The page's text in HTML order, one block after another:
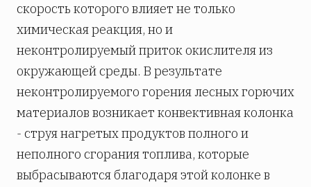
скорость которого влияет не только
химическая реакция, но и
неконтролируемый приток окислителя из
окружающей среды. В результате
неконтролируемого горения лесных горючих
материалов возникает конвективная колонка
- струя нагретых продуктов полного и
неполного сгорания топлива, которые
выбрасываются благодаря этой колонке в